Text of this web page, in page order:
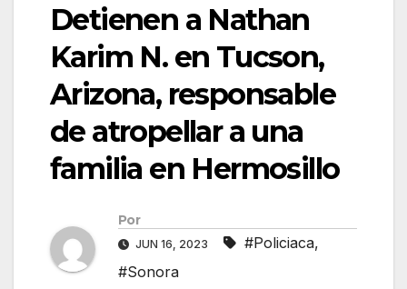
Detienen a Nathan
Karim N. en Tucson,
Arizona, responsable
de atropellar a una
familia en Hermosillo
Por
JUN 16, 2023 #Policiaca,
#Sonora